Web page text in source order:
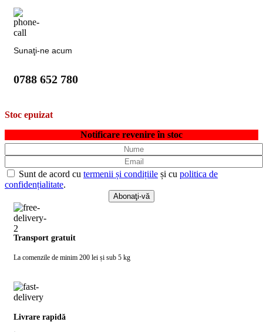
Sunaţi-ne acum
0788 652 780
Stoc epuizat
Notificare revenire în stoc
Sunt de acord cu termenii și condițiile și cu politica de
confidențialitate.
Transport gratuit
La comenzile de minim 200 lei și sub 5 kg
Livrare rapidă